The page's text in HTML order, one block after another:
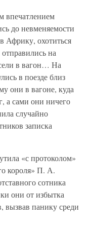
впечатлением
до невменяемости
Африку, охотиться
на
в вагон… На
в поезде близ
они в вагоне, куда
а сами они ничего
случайно
записка
«с протоколом»
короля» П. А.
сотника
они от избытка
вызвав панику среди